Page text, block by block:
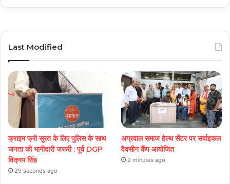
Last Modified
क्राइम फ्री सूरत के लिए पुलिस के साथ
जनता की भागीदारी जरूरी : पूर्व DGP
विक्रम सिंह
29 seconds ago
अग्रवाल समाज हेल्थ सेंटर पर सर्वाइकल
वैक्सीन कैंप आयोजित
9 minutes ago